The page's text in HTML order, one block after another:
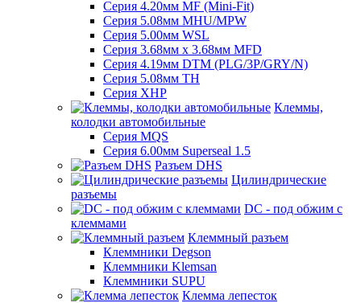
Серия 4.20мм MF (Mini-Fit)
Серия 5.08мм MHU/MPW
Серия 5.00мм WSL
Серия 3.68мм х 3.68мм MFD
Серия 4.19мм DTM (PLG/3P/GRY/N)
Серия 5.08мм TH
Серия XHP
Клеммы,
колодки автомобильные
Серия MQS
Серия 6.00мм Superseal 1.5
Разъем DHS
Цилиндрические
разъемы
DC - под обжим с
клеммами
Клеммный разъем
Клеммники Degson
Клеммники Klemsan
Клеммники SUPU
Клемма лепесток